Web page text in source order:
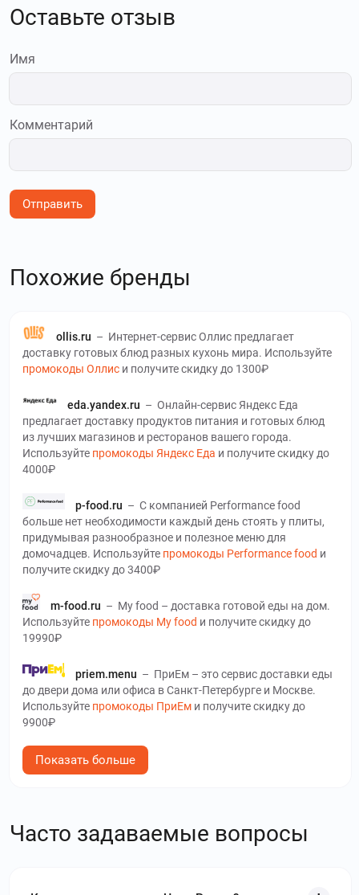
Оставьте отзыв
Имя
Комментарий
Отправить
Похожие бренды
ollis.ru – Интернет-сервис Оллис предлагает
доставку готовых блюд разных кухонь мира. Используйте
промокоды Оллис и получите скидку до 1300₽
eda.yandex.ru – Онлайн-сервис Яндекс Еда
предлагает доставку продуктов питания и готовых блюд
из лучших магазинов и ресторанов вашего города.
Используйте промокоды Яндекс Еда и получите скидку до
4000₽
p-food.ru – С компанией Performance food
больше нет необходимости каждый день стоять у плиты,
придумывая разнообразное и полезное меню для
домочадцев. Используйте промокоды Performance food и
получите скидку до 3400₽
m-food.ru – My food – доставка готовой еды на дом.
Используйте промокоды My food и получите скидку до
19990₽
priem.menu – ПриЕм – это сервис доставки еды
до двери дома или офиса в Санкт-Петербурге и Москве.
Используйте промокоды ПриЕм и получите скидку до
9900₽
polza.diet–Польза занимается доставкой
готовых блюд по Москве и Санкт-Петербургу. Используйте
lavka.yandex.ru – Яндекс Лавка – онлайн-
магазин, в котором можно купить практически все не
до 300₽
Показать больше
Часто задаваемые вопросы